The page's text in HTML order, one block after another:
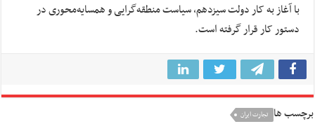
با آغاز به کار دولت سیزدهم، سیاست منطقه‌گرایی و همسایه‌محوری در
دستور کار قرار گرفته است.
برچسب ها تجارت ایران